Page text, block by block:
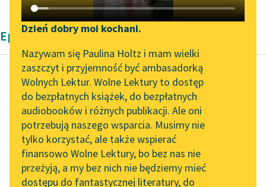
Katalog DAISY
Podkasty o książkach
Zgłoś brak utworu
Aktualności
Zapraszamy na spotkanie
online z tłumaczkami
literatury skandynawskiej
Spotkanie z Katarzyną
Tunkiel w Oslo
Wolne Lektury na 32.
Pol’and’Rock Festivalu
Narzędzia
Mapa Wolnych Lektur
Leśmianator
Przewodnik dla piszących i
czytających
API
Dzień dobry moi kochani.
Nazywam się Paulina Holtz i mam wielki
zaszczyt i przyjemność być ambasadorką
Wolnych Lektur. Wolne Lektury to dostęp
do bezpłatnych książek, do bezpłatnych
audiobooków i różnych publikacji. Ale oni
potrzebują naszego wsparcia. Musimy nie
tylko korzystać, ale także wspierać
finansowo Wolne Lektury, bo bez nas nie
przeżyją, a my bez nich nie będziemy mieć
dostępu do fantastycznej literatury, do
Epika Emilia Salgariego
Emilio Salgari
Czarny Korsarz
Przed nim wił się
posłusznie z tuzin
najbardziej